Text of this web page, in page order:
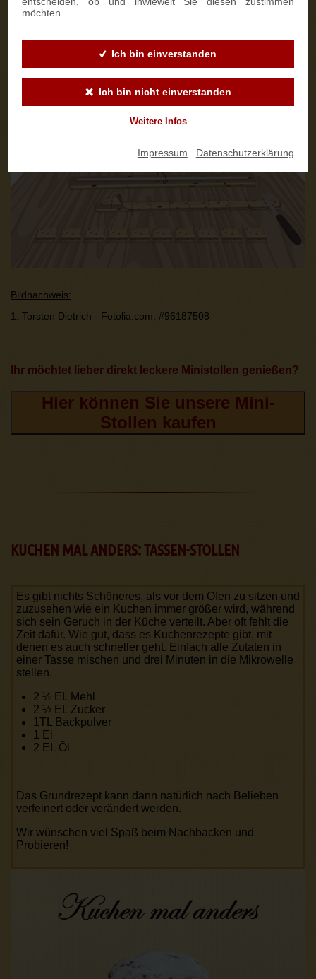
möchten.
Ich bin einverstanden
Ich bin nicht einverstanden
Weitere Infos
Impressum Datenschutzerklärung
Bildnachweis:
1. Torsten Dietrich - Fotolia.com, #96187508
Ihr möchtet lieber direkt leckere Ministollen genießen?
Hier können Sie unsere Mini-
Stollen kaufen
KUCHEN MAL ANDERS: TASSEN-STOLLEN
Es gibt nichts Schöneres, als vor dem Ofen zu sitzen und
zuzusehen wie ein Kuchen immer größer wird, während
sich sein Geruch in der Küche verteilt. Aber oft fehlt die
Zeit dafür. Wie gut, dass es Kuchenrezepte gibt, mit
denen es auch schneller geht. Einfach alle Zutaten in
einer Tasse mischen und drei Minuten in die Mikrowelle
stellen.
2 ½ EL Mehl
2 ½ EL Zucker
1TL Backpulver
1 Ei
2 EL Öl
Das Grundrezept kann dann natürlich nach Belieben
verfeinert oder verändert werden.
Wir wünschen viel Spaß beim Nachbacken und
Probieren!